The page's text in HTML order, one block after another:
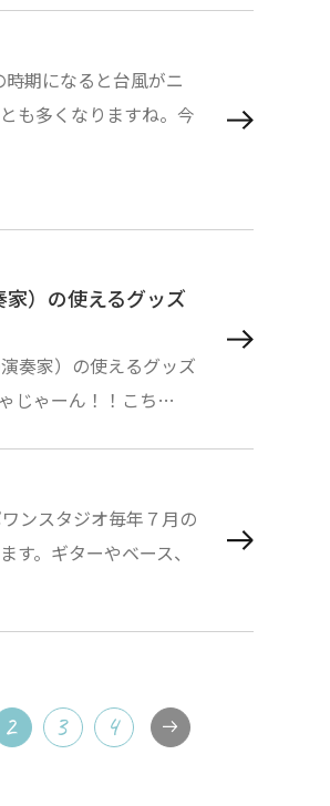
時期になると台風がニ
も多くなりますね。今
）の使えるグッズ
奏家）の使えるグッズ
じゃーん！！こち…
ンスタジオ毎年７月の
す。ギターやベース、
2 3 4